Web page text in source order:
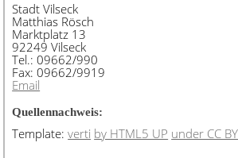
Stadt Vilseck
Matthias Rösch
Marktplatz 13
92249 Vilseck
Tel.: 09662/990
Fax: 09662/9919
Email
Quellennachweis:
Template:verti by HTML5 UP under CC